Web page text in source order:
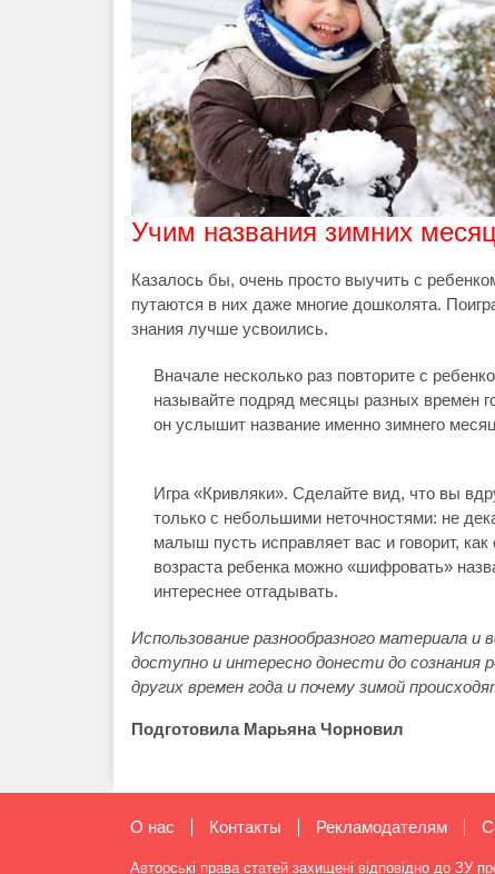
Учим названия зимних
Казалось бы, очень просто выучить с
путаются в них даже многие дошколята.
знания лучше усвоились.
Вначале несколько раз повторите с
называйте подряд месяцы разных времен
он услышит название именно зимнего
Игра «Кривляки». Сделайте вид, что вы
только с небольшими неточностями: не
малыш пусть исправляет вас и говорит,
возраста ребенка можно «шифровать»
интереснее отгадывать.
Использование разнообразного материала
доступно и интересно донести до
других времен года и почему зимой
Подготовила Марьяна Чорновил
О нас Контакты Рекламодателям
Авторські права статей захищені відповідно до ЗУ